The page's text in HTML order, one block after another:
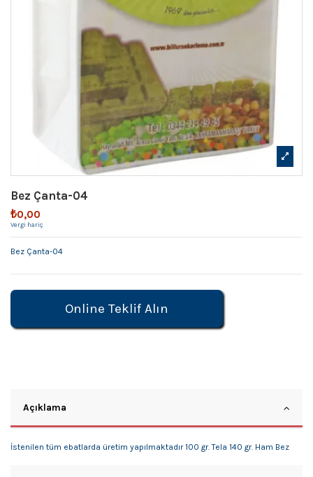
Bez Çanta-04
₺0,00
Vergi hariç
Bez Çanta-04
Online Teklif Alın
Açıklama
İstenilen tüm ebatlarda üretim yapılmaktadır 100 gr. Tela 140 gr. Ham Bez